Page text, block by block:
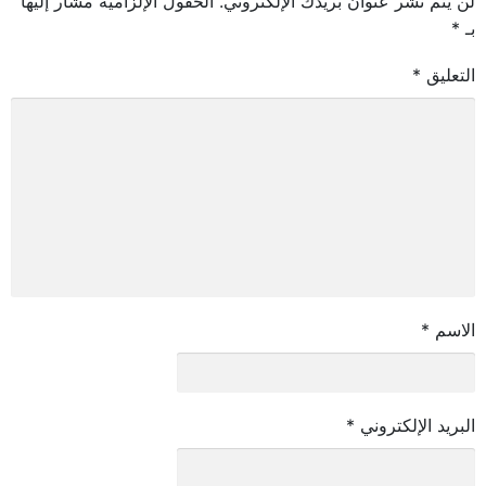
بـ *
التعليق *
الاسم *
البريد الإلكتروني *